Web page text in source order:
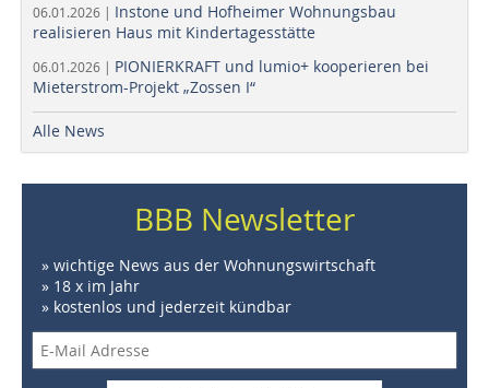
06.01.2026 | Instone und Hofheimer Wohnungsbau
realisieren Haus mit Kindertagesstätte
06.01.2026 | PIONIERKRAFT und lumio+ kooperieren bei
Mieterstrom-Projekt „Zossen I“
Alle News
BBB Newsletter
» wichtige News aus der Wohnungswirtschaft
» 18 x im Jahr
» kostenlos und jederzeit kündbar